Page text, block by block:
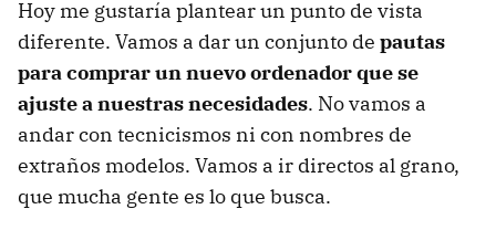
Hoy me gustaría plantear un punto de vista
diferente. Vamos a dar un conjunto de pautas
para comprar un nuevo ordenador que se
ajuste a nuestras necesidades. No vamos a
andar con tecnicismos ni con nombres de
extraños modelos. Vamos a ir directos al grano,
que mucha gente es lo que busca.